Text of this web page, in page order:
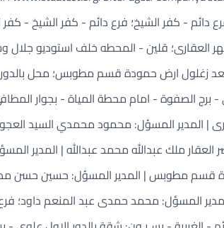
دائم - كفر الشيخ؛ فرع دائم - كفر الشيخ -
العقارى؛ قلين - المحطه خلف استوديو جلال
8 ش سعد زغلول ارض حمودة قسم مطوبس؛ محل
| المدير المسؤل: محمود محمدي السيد
قسم مطوبس | المدير المسؤل: حسين حسن
المسؤل: محمد حمدى عبد المنعم داود؛